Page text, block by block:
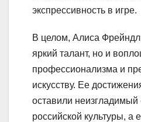
экспрессивность в игре.
В целом, Алиса
яркий талант, но и
профессионализма и
искусству. Ее
оставили неизгладимый
российской культуры, а